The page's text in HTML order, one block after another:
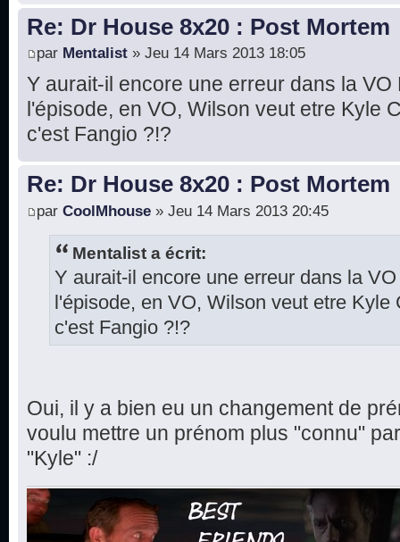
Re: Dr House 8x20 : Post Mortem
par Mentalist » Jeu 14 Mars 2013 18:05
Y aurait-il encore une erreur dans la
l'épisode, en VO, Wilson veut etre Kyle
c'est Fangio ?!?
Re: Dr House 8x20 : Post Mortem
par CoolMhouse » Jeu 14 Mars 2013 20:45
Mentalist a écrit:
Y aurait-il encore une erreur dans la
l'épisode, en VO, Wilson veut etre Kyle
c'est Fangio ?!?
Oui, il y a bien eu un changement de
voulu mettre un prénom plus "connu"
"Kyle" :/